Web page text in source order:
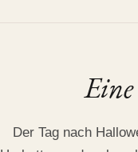
Eine
Der Tag nach